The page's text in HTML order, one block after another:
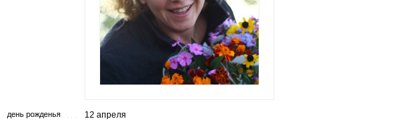
день рожденья 12 апреля